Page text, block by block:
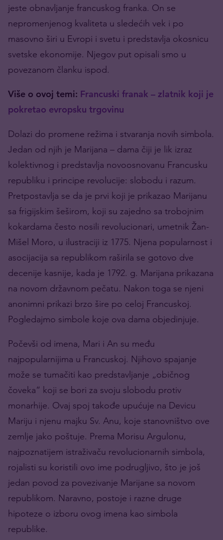
jeste obnavljanje francuskog franka. On se
nepromenjenog kvaliteta u sledećih vek i po
masovno širi u Evropi i svetu i predstavlja okosnicu
svetske ekonomije. Njegov put opisali smo u
povezanom članku ispod.
Više o ovoj temi: Francuski franak – zlatnik koji je
pokretao evropsku trgovinu
Dolazi do promene režima i stvaranja novih simbola.
Jedan od njih je Marijana – dama čiji je lik izraz
kolektivnog i predstavlja novoosnovanu Francusku
republiku i principe revolucije: slobodu i razum.
Pretpostavlja se da je prvi koji je prikazao Marijanu
sa frigijskim šeširom, koji su zajedno sa trobojnim
kokardama često nosili revolucionari, umetnik Žan-
Mišel Moro, u ilustraciji iz 1775. Njena popularnost i
asocijacija sa republikom raširila se gotovo dve
decenije kasnije, kada je 1792. g. Marijana prikazana
na novom državnom pečatu. Nakon toga se njeni
anonimni prikazi brzo šire po celoj Francuskoj.
Pogledajmo simbole koje ova dama objedinjuje.
Počevši od imena, Mari i An su među
najpopularnijima u Francuskoj. Njihovo spajanje
može se tumačiti kao predstavljanje „običnog
čoveka“ koji se bori za svoju slobodu protiv
monarhije. Ovaj spoj takođe upućuje na Devicu
Mariju i njenu majku Sv. Anu, koje stanovništvo ove
zemlje jako poštuje. Prema Morisu Argulonu,
najpoznatijem istraživaču revolucionarnih simbola,
rojalisti su koristili ovo ime podrugljivo, što je još
jedan povod za povezivanje Marijane sa novom
republikom. Naravno, postoje i razne druge
hipoteze o izboru ovog imena kao simbola
republike.